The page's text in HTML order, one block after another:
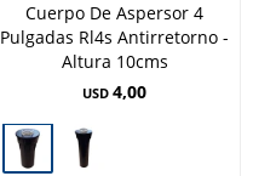
Cuerpo De Aspersor 4
Pulgadas Rl4s Antirretorno -
Altura 10cms
USD 4,00